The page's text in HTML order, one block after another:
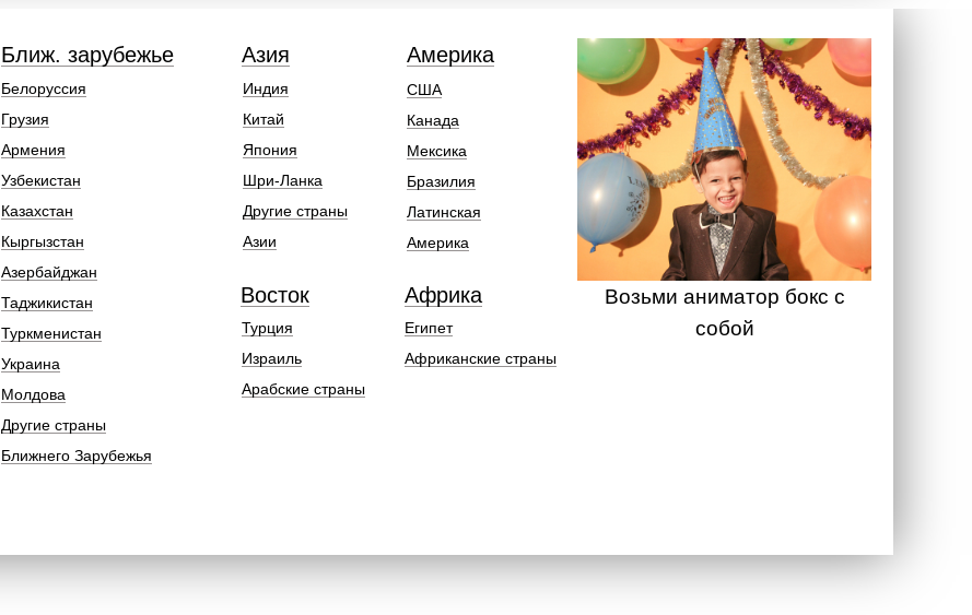
Белоруссия
Грузия
Армения
Узбекистан
Казахстан
Кыргызстан
Азербайджан
Таджикистан
Туркменистан
Украина
Молдова
Другие страны
Ближнего Зарубежья
Ближ. зарубежье
Египет
Африканские страны
Африка
США
Канада
Мексика
Бразилия
Латинская
Америка
Америка
Индия
Китай
Япония
Шри-Ланка
Другие страны
Азии
Азия
Восток
Турция
Израиль
Арабские страны
Возьми аниматор бокс с
собой